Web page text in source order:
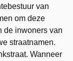
van
om deze
de inwoners van
straatnamen.
Wanneer